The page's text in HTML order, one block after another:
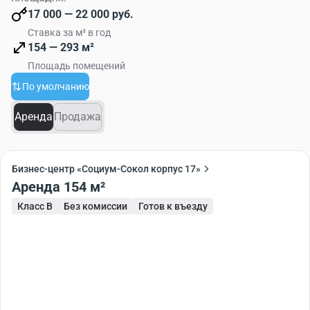
17 000 — 22 000 руб.
Ставка за м² в год
154 — 293 м²
Площадь помещений
По умолчанию
Аренда Продажа
Бизнес-центр «Социум-Сокол корпус 17»
Аренда 154 м²
Класс B Без комиссии Готов к въезду